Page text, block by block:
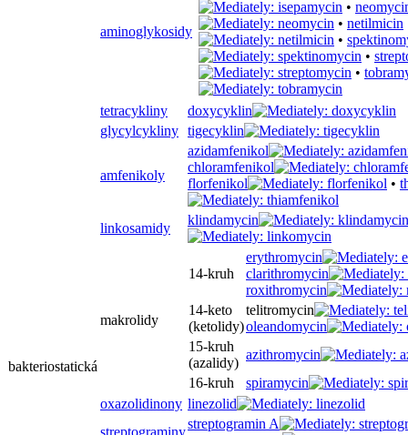
aminoglykosidy
•
• netilmicin
•
•
•
bakteriostatická
tetracykliny
doxycyklin
glycylcykliny tigecyklin
amfenikoly
azidamfenikol
chloramfenikol
florfenikol
•
linkosamidy
klindamycin
makrolidy
14-kruh
erythromycin
clarithromycin
roxithromycin
14-keto
(ketolidy)
telitromycin
oleandomycin
15-kruh
(azalidy)
azithromycin
16-kruh
spiramycin
oxazolidinony linezolid
streptogramin A